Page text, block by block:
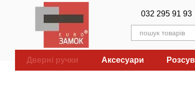
Перейти до основного контенту
032 295 91 93
Дверні ручки Аксесуари